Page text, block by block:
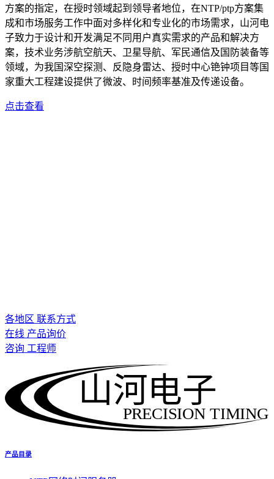
方案的指定，在授时领域起到领导者地位，在NTP/ptp方案集
成和市场服务工作中面对多样化和专业化的市场需求，山河电
子致力于设计和开发满足不同用户真实需求的产品和解决方
案，技术业务涉航空航天、卫星导航、军民通信及国防装备等
领域，为我国深空探测、反隐身雷达、授时中心铯钟项目等国
家重大工程建设提供了微波、时间频率基准及传递设备。
点击查看
各地区 联系方式
在线 产品询价
咨询 工程师
PRECISION TIMING
山河电子
产品目录